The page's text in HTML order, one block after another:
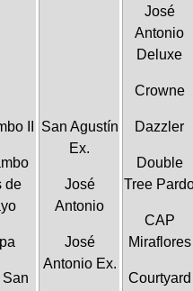
II
de
San Agustín
Ex.
José
Antonio
José
Antonio Ex.
José
Antonio
Deluxe
Crowne
Dazzler
Double
Tree
CAP
Miraflores
Courtyard